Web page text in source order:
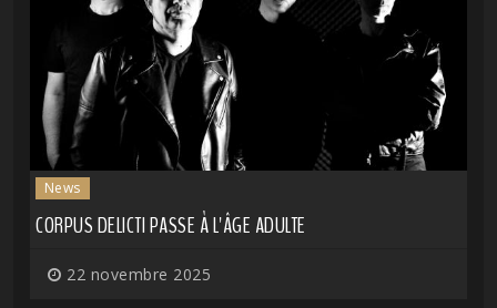
News
CORPUS DELICTI PASSE À L'ÂGE ADULTE
22 novembre 2025